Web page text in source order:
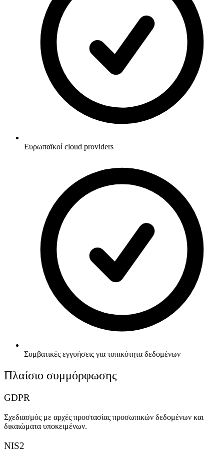
Ευρωπαϊκοί cloud providers
Συμβατικές εγγυήσεις για τοπικότητα δεδομένων
Πλαίσιο συμμόρφωσης
GDPR
Σχεδιασμός με αρχές προστασίας προσωπικών δεδομένων και
δικαιώματα υποκειμένων.
NIS2